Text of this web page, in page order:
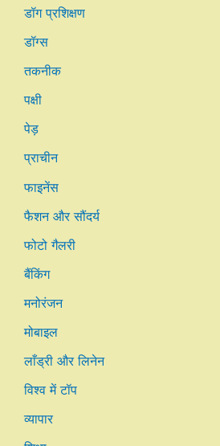
डॉग प्रशिक्षण
डॉग्स
तकनीक
पक्षी
पेड़
प्राचीन
फाइनेंस
फैशन और सौंदर्य
फोटो गैलरी
बैंकिंग
मनोरंजन
मोबाइल
लाँड्री और लिनेन
विश्व में टॉप
व्यापार